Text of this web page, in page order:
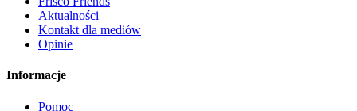
Aktualności
Kontakt dla mediów
Opinie
Informacje
Pomoc